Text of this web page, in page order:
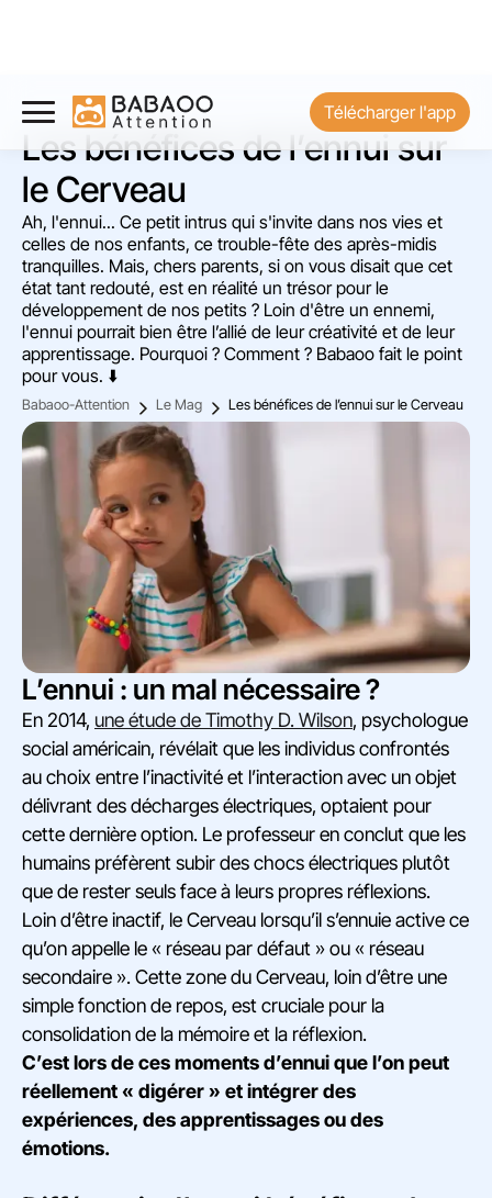
Télécharger l'app
Les bénéfices de l’ennui sur
le Cerveau
Ah, l'ennui... Ce petit intrus qui s'invite dans nos vies et
celles de nos enfants, ce trouble-fête des après-midis
tranquilles. Mais, chers parents, si on vous disait que cet
état tant redouté, est en réalité un trésor pour le
développement de nos petits ? Loin d'être un ennemi,
l'ennui pourrait bien être l’allié de leur créativité et de leur
apprentissage. Pourquoi ? Comment ? Babaoo fait le point
pour vous. ⬇️
Babaoo-Attention Le Mag Les bénéfices de l’ennui sur le Cerveau
L’ennui : un mal nécessaire ?
En 2014, une étude de Timothy D. Wilson, psychologue
social américain, révélait que les individus confrontés
au choix entre l’inactivité et l’interaction avec un objet
délivrant des décharges électriques, optaient pour
cette dernière option. Le professeur en conclut que les
humains préfèrent subir des chocs électriques plutôt
que de rester seuls face à leurs propres réflexions.
Loin d’être inactif, le Cerveau lorsqu’il s’ennuie active ce
qu’on appelle le « réseau par défaut » ou « réseau
secondaire ». Cette zone du Cerveau, loin d’être une
simple fonction de repos, est cruciale pour la
consolidation de la mémoire et la réflexion.
C’est lors de ces moments d’ennui que l’on peut
réellement « digérer » et intégrer des
expériences, des apprentissages ou des
émotions.